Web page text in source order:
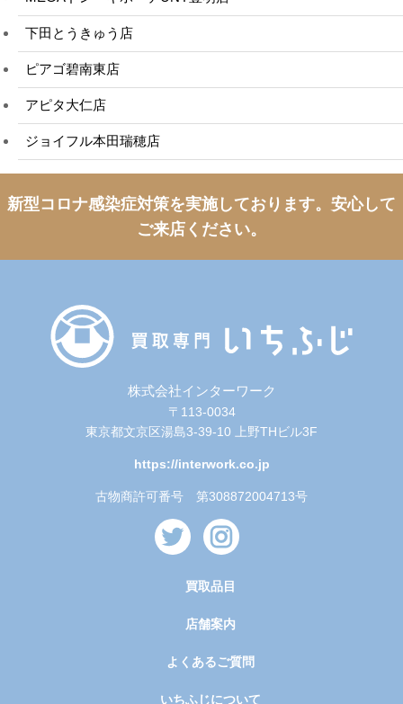
下田とうきゅう店
ピアゴ碧南東店
アピタ大仁店
ジョイフル本田瑞穂店
新型コロナ感染症対策を実施しております。 安心して
ご来店ください。
株式会社インターワーク
〒113-0034
東京都文京区湯島3-39-10 上野THビル3F
https://interwork.co.jp
古物商許可番号 第308872004713号
買取品目
店舗案内
よくあるご質問
いちふじについて